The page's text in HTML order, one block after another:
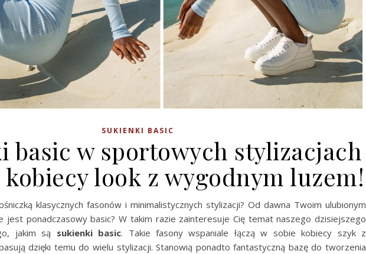
SUKIENKI BASIC
basic w sportowych stylizacjach
kobiecy look z wygodnym luzem!
klasycznych fasonów i minimalistycznych stylizacji? Od dawna Twoim ulubionym
jest ponadczasowy basic? W takim razie zainteresuje Cię temat naszego dzisiejszego
jakim są sukienki basic. Takie fasony wspaniale łączą w sobie kobiecy szyk z
dzięki temu do wielu stylizacji. Stanowią ponadto fantastyczną bazę do tworzenia